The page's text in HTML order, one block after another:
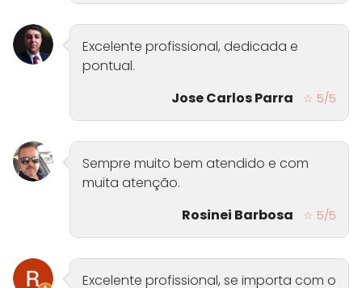
Excelente profissional, dedicada e
pontual.
Jose Carlos Parra
☆ 5/5
Sempre muito bem atendido e com
muita atenção.
Rosinei Barbosa
☆ 5/5
Excelente profissional, se importa com o